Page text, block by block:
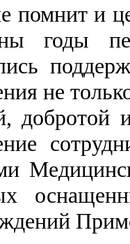
помнит и
годы
не